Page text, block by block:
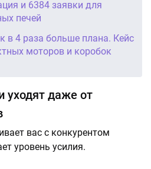
и 6384 заявки для
печей
в 4 раза больше плана. Кейс
моторов и коробок
уходят даже от
вас с конкурентом
уровень усилия.